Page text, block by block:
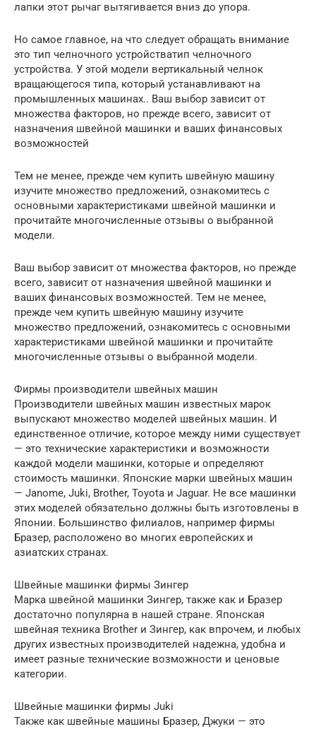
лапки этот рычаг вытягивается вниз до упора.
Но самое главное, на что следует обращать внимание
это тип челночного устройстватип челночного
устройства. У этой модели вертикальный челнок
вращающегося типа, который устанавливают на
промышленных машинах.. Ваш выбор зависит от
множества факторов, но прежде всего, зависит от
назначения швейной машинки и ваших финансовых
возможностей
Тем не менее, прежде чем купить швейную машину
изучите множество предложений, ознакомитесь с
основными характеристиками швейной машинки и
прочитайте многочисленные отзывы о выбранной
модели.
Ваш выбор зависит от множества факторов, но прежде
всего, зависит от назначения швейной машинки и
ваших финансовых возможностей. Тем не менее,
прежде чем купить швейную машину изучите
множество предложений, ознакомитесь с основными
характеристиками швейной машинки и прочитайте
многочисленные отзывы о выбранной модели.
Фирмы производители швейных машин
Производители швейных машин известных марок
выпускают множество моделей швейных машин. И
единственное отличие, которое между ними существует
— это технические характеристики и возможности
каждой модели машинки, которые и определяют
стоимость машинки. Японские марки швейных машин
— Janome, Juki, Brother, Toyota и Jaguar. Не все машинки
этих моделей обязательно должны быть изготовлены в
Японии. Большинство филиалов, например фирмы
Бразер, расположено во многих европейских и
азиатских странах.
Швейные машинки фирмы Зингер
Марка швейной машинки Зингер, также как и Бразер
достаточно популярна в нашей стране. Японская
швейная техника Brother и Зингер, как впрочем, и любых
других известных производителей надежна, удобна и
имеет разные технические возможности и ценовые
категории.
Швейные машинки фирмы Juki
Также как швейные машины Бразер, Джуки — это